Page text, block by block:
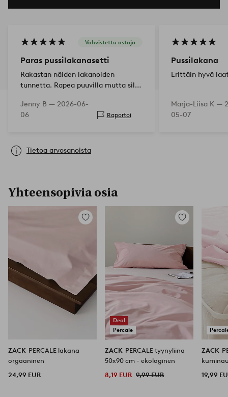
Vahvistettu ostaja
Paras pussilakanasetti
Rakastan näiden lakanoiden
tunnetta. Rapea puuvilla mutta silti
Jenny B — 2026-06-
06
Raportoi
Pussilakana
Erittäin hyvä
Marja-Liisa K —
05-07
Tietoa arvosanoista
Yhteensopivia osia
Lisää
ZACK PERCALE lakana
orgaaninen
24,99 EUR
Deal
Percale
Lisää
ZACK PERCALE tyynyliina
50x90 cm - ekologinen
8,19 EUR 9,99 EUR
ZACK
19,99